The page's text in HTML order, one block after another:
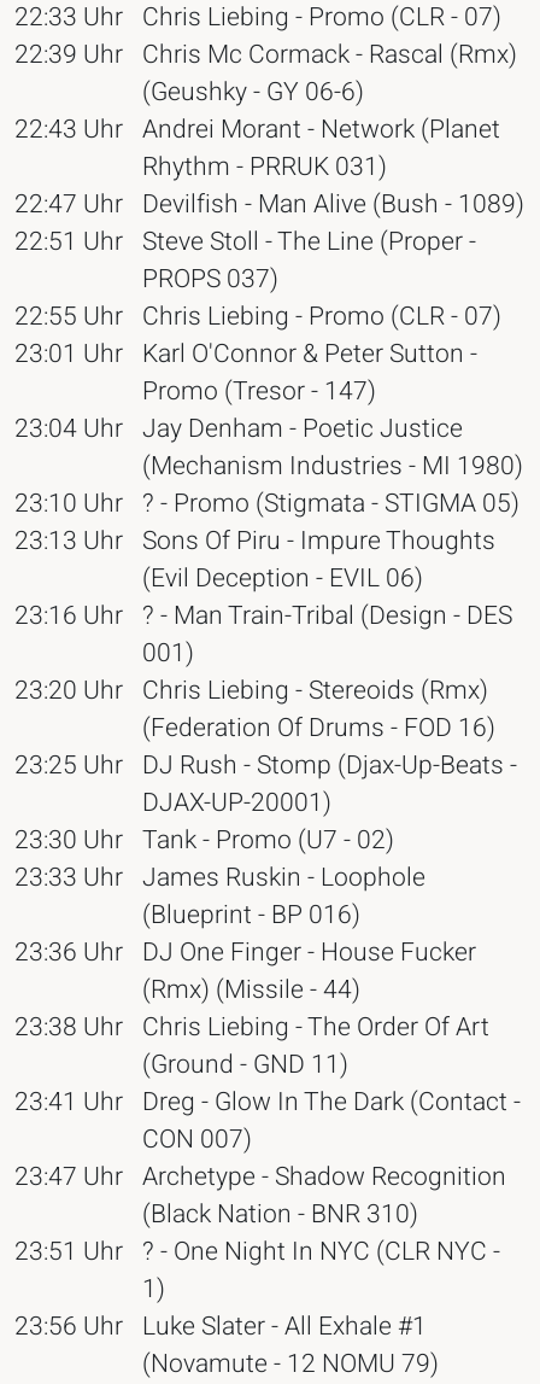
22:33 Uhr Chris Liebing - Promo (CLR - 07)
22:39 Uhr Chris Mc Cormack - Rascal (Rmx)
(Geushky - GY 06-6)
22:43 Uhr Andrei Morant - Network (Planet
Rhythm - PRRUK 031)
22:47 Uhr Devilfish - Man Alive (Bush - 1089)
22:51 Uhr Steve Stoll - The Line (Proper -
PROPS 037)
22:55 Uhr Chris Liebing - Promo (CLR - 07)
23:01 Uhr Karl O'Connor & Peter Sutton -
Promo (Tresor - 147)
23:04 Uhr Jay Denham - Poetic Justice
(Mechanism Industries - MI 1980)
23:10 Uhr ? - Promo (Stigmata - STIGMA 05)
23:13 Uhr Sons Of Piru - Impure Thoughts
(Evil Deception - EVIL 06)
23:16 Uhr ? - Man Train-Tribal (Design - DES
001)
23:20 Uhr Chris Liebing - Stereoids (Rmx)
(Federation Of Drums - FOD 16)
23:25 Uhr DJ Rush - Stomp (Djax-Up-Beats -
DJAX-UP-20001)
23:30 Uhr Tank - Promo (U7 - 02)
23:33 Uhr James Ruskin - Loophole
(Blueprint - BP 016)
23:36 Uhr DJ One Finger - House Fucker
(Rmx) (Missile - 44)
23:38 Uhr Chris Liebing - The Order Of Art
(Ground - GND 11)
23:41 Uhr Dreg - Glow In The Dark (Contact -
CON 007)
23:47 Uhr Archetype - Shadow Recognition
(Black Nation - BNR 310)
23:51 Uhr ? - One Night In NYC (CLR NYC -
1)
23:56 Uhr Luke Slater - All Exhale #1
(Novamute - 12 NOMU 79)